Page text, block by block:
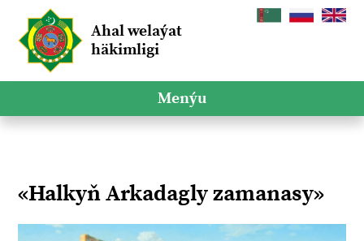
Ahal welaýat
häkimligi
Menýu
«Halkyň Arkadagly zamanasy»